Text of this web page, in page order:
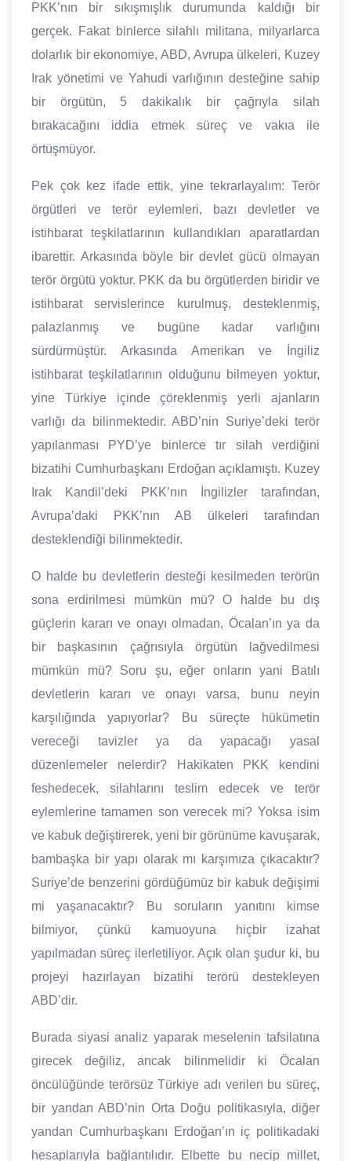
PKK’nın bir sıkışmışlık durumunda kaldığı bir
gerçek. Fakat binlerce silahlı militana, milyarlarca
dolarlık bir ekonomiye, ABD, Avrupa ülkeleri, Kuzey
Irak yönetimi ve Yahudi varlığının desteğine sahip
bir örgütün, 5 dakikalık bir çağrıyla silah
bırakacağını iddia etmek süreç ve vakıa ile
örtüşmüyor.
Pek çok kez ifade ettik, yine tekrarlayalım: Terör
örgütleri ve terör eylemleri, bazı devletler ve
istihbarat teşkilatlarının kullandıkları aparatlardan
ibarettir. Arkasında böyle bir devlet gücü olmayan
terör örgütü yoktur. PKK da bu örgütlerden biridir ve
istihbarat servislerince kurulmuş, desteklenmiş,
palazlanmış ve bugüne kadar varlığını
sürdürmüştür. Arkasında Amerikan ve İngiliz
istihbarat teşkilatlarının olduğunu bilmeyen yoktur,
yine Türkiye içinde çöreklenmiş yerli ajanların
varlığı da bilinmektedir. ABD’nin Suriye’deki terör
yapılanması PYD’ye binlerce tır silah verdiğini
bizatihi Cumhurbaşkanı Erdoğan açıklamıştı. Kuzey
Irak Kandil’deki PKK’nın İngilizler tarafından,
Avrupa’daki PKK’nın AB ülkeleri tarafından
desteklendiği bilinmektedir.
O halde bu devletlerin desteği kesilmeden terörün
sona erdirilmesi mümkün mü? O halde bu dış
güçlerin kararı ve onayı olmadan, Öcalan’ın ya da
bir başkasının çağrısıyla örgütün lağvedilmesi
mümkün mü? Soru şu, eğer onların yani Batılı
devletlerin kararı ve onayı varsa, bunu neyin
karşılığında yapıyorlar? Bu süreçte hükümetin
vereceği tavizler ya da yapacağı yasal
düzenlemeler nelerdir? Hakikaten PKK kendini
feshedecek, silahlarını teslim edecek ve terör
eylemlerine tamamen son verecek mi? Yoksa isim
ve kabuk değiştirerek, yeni bir görünüme kavuşarak,
bambaşka bir yapı olarak mı karşımıza çıkacaktır?
Suriye’de benzerini gördüğümüz bir kabuk değişimi
mi yaşanacaktır? Bu soruların yanıtını kimse
bilmiyor, çünkü kamuoyuna hiçbir izahat
yapılmadan süreç ilerletiliyor. Açık olan şudur ki, bu
projeyi hazırlayan bizatihi terörü destekleyen
ABD’dir.
Burada siyasi analiz yaparak meselenin tafsilatına
girecek değiliz, ancak bilinmelidir ki Öcalan
öncülüğünde terörsüz Türkiye adı verilen bu süreç,
bir yandan ABD’nin Orta Doğu politikasıyla, diğer
yandan Cumhurbaşkanı Erdoğan’ın iç politikadaki
hesaplarıyla bağlantılıdır. Elbette bu necip millet,